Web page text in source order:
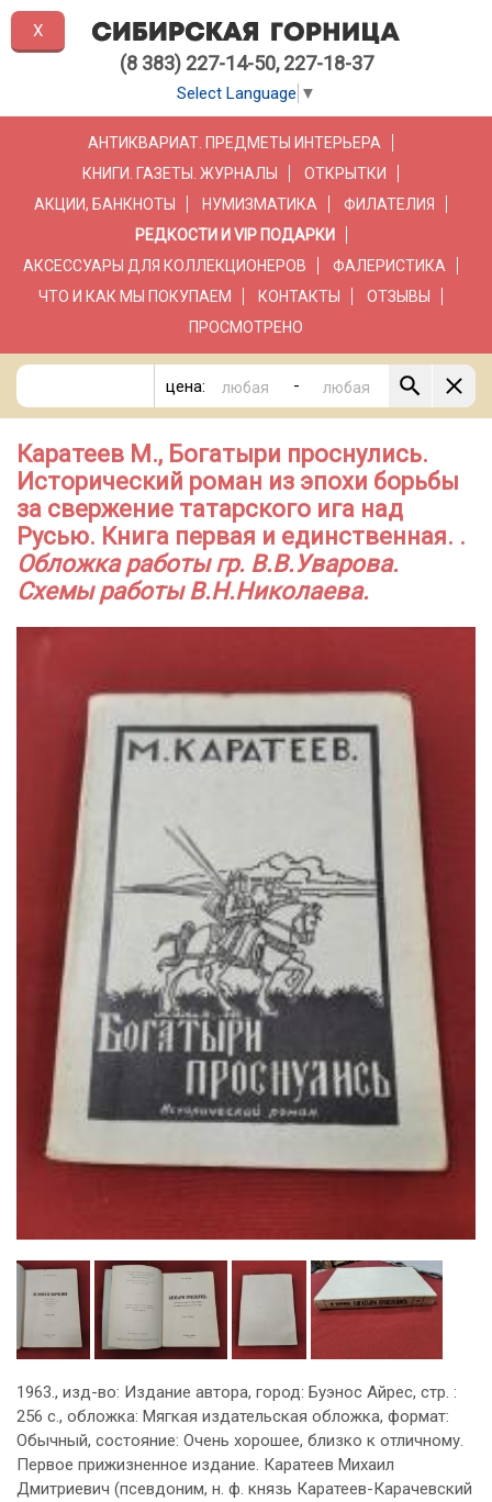
(8 383) 227-14-50, 227-18-37
Select Language ▼
АНТИКВАРИАТ. ПРЕДМЕТЫ ИНТЕРЬЕРА
КНИГИ. ГАЗЕТЫ. ЖУРНАЛЫ
ОТКРЫТКИ
АКЦИИ, БАНКНОТЫ
НУМИЗМАТИКА
ФИЛАТЕЛИЯ
РЕДКОСТИ И VIP ПОДАРКИ
АКСЕССУАРЫ ДЛЯ КОЛЛЕКЦИОНЕРОВ
ФАЛЕРИСТИКА
ЧТО И КАК МЫ ПОКУПАЕМ
КОНТАКТЫ
ОТЗЫВЫ
ПРОСМОТРЕНО
цена: -
Каратеев М., Богатыри проснулись.
Исторический роман из эпохи борьбы
за свержение татарского ига над
Русью. Книга первая и единственная. .
Обложка работы гр. В.В.Уварова.
Схемы работы В.Н.Николаева.
1963., изд-во: Издание автора, город: Буэнос Айрес, стр. :
256 с., обложка: Мягкая издательская обложка, формат:
Обычный, состояние: Очень хорошее, близко к отличному.
Первое прижизненное издание. Каратеев Михаил
Дмитриевич (псевдоним, н. ф. князь Каратеев-Карачевский
X